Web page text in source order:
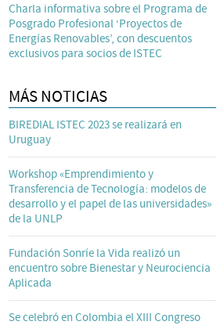
Charla informativa sobre el Programa de
Posgrado Profesional ‘Proyectos de
Energías Renovables’, con descuentos
exclusivos para socios de ISTEC
MÁS NOTICIAS
BIREDIAL ISTEC 2023 se realizará en
Uruguay
Workshop «Emprendimiento y
Transferencia de Tecnología: modelos de
desarrollo y el papel de las universidades»
de la UNLP
Fundación Sonríe la Vida realizó un
encuentro sobre Bienestar y Neurociencia
Aplicada
Se celebró en Colombia el XIII Congreso